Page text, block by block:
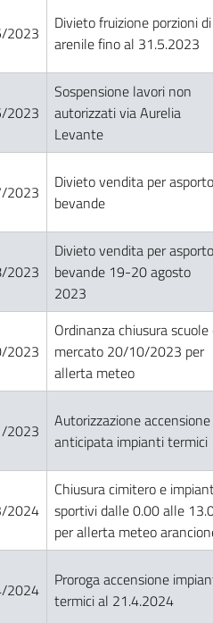
2023
Divieto fruizione porzioni di
arenile fino al 31.5.2023
2023
Sospensione lavori non
autorizzati via Aurelia
Levante
2023
Divieto vendita per asporto
bevande
2023
Divieto vendita per asporto
bevande 19-20 agosto
2023
2023
Ordinanza chiusura scuole
mercato 20/10/2023 per
allerta meteo
2023
Autorizzazione accensione
anticipata impianti termici
2024
Chiusura cimitero e
sportivi dalle 0.00 alle
per allerta meteo
2024
Proroga accensione
termici al 21.4.2024